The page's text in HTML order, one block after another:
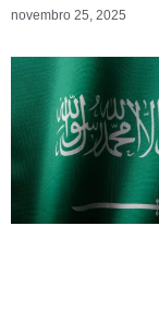
novembro 25, 2025